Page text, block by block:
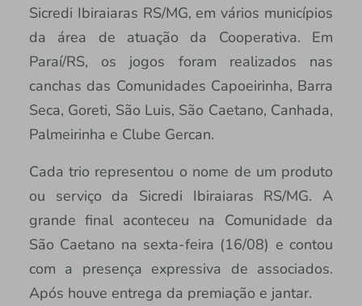
Sicredi Ibiraiaras RS/MG, em vários municípios
da área de atuação da Cooperativa. Em
Paraí/RS, os jogos foram realizados nas
canchas das Comunidades Capoeirinha, Barra
Seca, Goreti, São Luis, São Caetano, Canhada,
Palmeirinha e Clube Gercan.
Cada trio representou o nome de um produto
ou serviço da Sicredi Ibiraiaras RS/MG. A
grande final aconteceu na Comunidade da
São Caetano na sexta-feira (16/08) e contou
com a presença expressiva de associados.
Após houve entrega da premiação e jantar.